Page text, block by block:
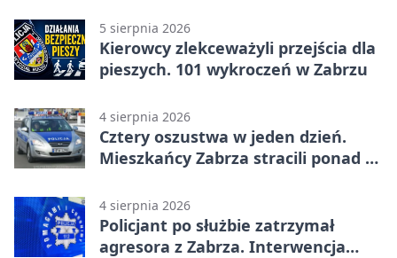
5 sierpnia 2026
Kierowcy zlekceważyli przejścia dla
pieszych. 101 wykroczeń w Zabrzu
4 sierpnia 2026
Cztery oszustwa w jeden dzień.
Mieszkańcy Zabrza stracili ponad 6
4 sierpnia 2026
Policjant po służbie zatrzymał
agresora z Zabrza. Interwencja